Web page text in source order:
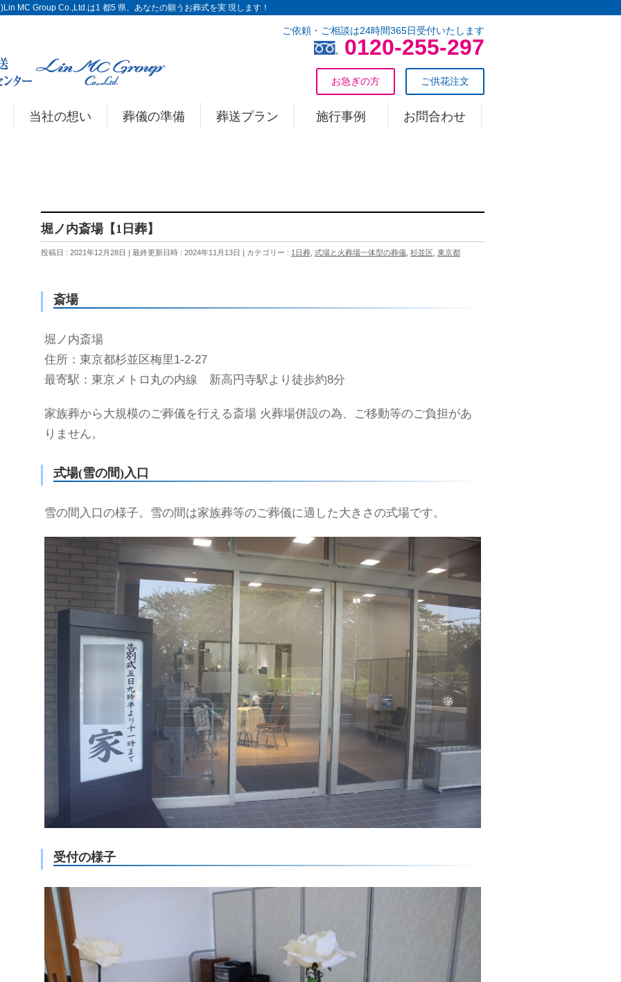
MC Group Co.,Ltd.は1 都5 県、あなたの願うお葬式を実 現します！
ご依頼・ご相談は24時間365日受付いたします
0120-255-297
ご供花注文
お急ぎの方
当社の想い 葬儀の準備 葬送プラン 施行事例 お問合わせ
堀ノ内斎場【1日葬】
投稿日 : 2021年12月28日 最終更新日時 : 2024年11月13日 カテゴリー : 1日葬 式場と火葬場一体型の葬儀 杉並区 東京都
斎場
堀ノ内斎場
住所：東京都杉並区梅里1-2-27
最寄駅：東京メトロ丸の内線 新高円寺駅より徒歩約8分
家族葬から大規模のご葬儀を行える斎場 火葬場併設の為、ご移動等のご負担があ
りません。
式場(雪の間)入口
雪の間入口の様子。雪の間は家族葬等のご葬儀に適した大きさの式場です。
受付の様子